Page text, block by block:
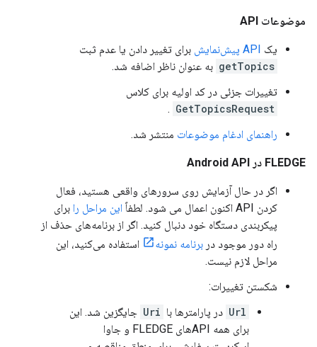
موضوعات API
یک API پیش‌نمایش
برای تغییر دادن یا عدم ثبت
getTopics به عنوان ناظر اضافه شد.
تغییرات جزئی در کد اولیه برای کلاس
GetTopicsRequest
.
راهنمای ادغام موضوعات منتشر شد.
FLEDGE در Android API
اگر در حال آزمایش روی سرورهای واقعی هستید، فعال
کردن API اکنون اعمال می شود. لطفاً
این مراحل را برای
پیکربندی دستگاه خود دنبال کنید. اگر از برنامه‌های حذف از
راه دور موجود در برنامه نمونه
استفاده می‌کنید، این
مراحل لازم نیست.
شکستن تغییرات:
Url در پارامترها با Uri جایگزین شد. این
برای همه APIهای FLEDGE و جاوا